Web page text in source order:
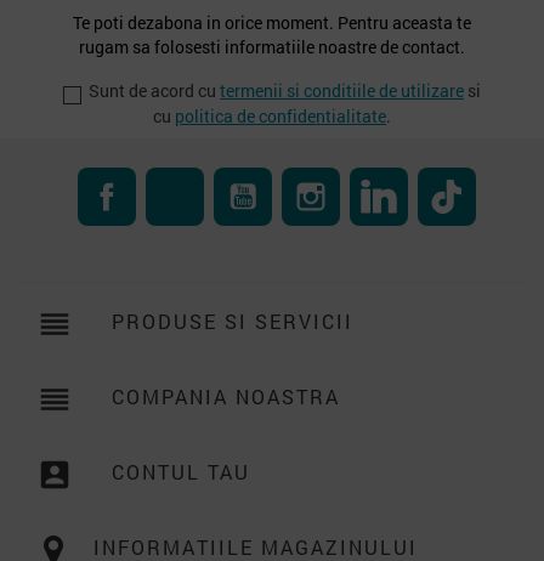
Te poti dezabona in orice moment. Pentru aceasta te
rugam sa folosesti informatiile noastre de contact.
Sunt de acord cu termenii si conditiile de utilizare si
cu politica de confidentialitate.
FacebookRSS YouTube InstagramLinkedIn
reorder PRODUSE SI SERVICII
reorder COMPANIA NOASTRA
account_box CONTUL TAU
INFORMATIILE MAGAZINULUI